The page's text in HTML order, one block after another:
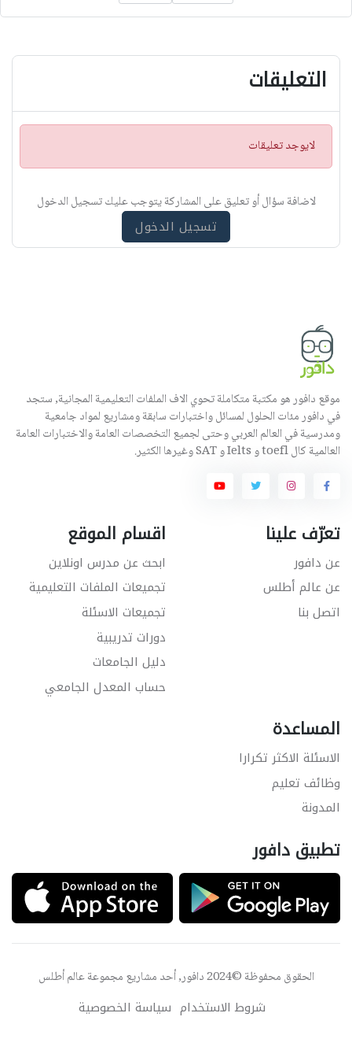
التعليقات
ت
ن
ي
لايوجد تعليقات
لاضافة سؤال أو تعليق على المشاركة يتوجب عليك تسجيل الدخول
تسجيل الدخول
موقع دافور هو مكتبة متكاملة تحوي الاف الملفات التعليمية المجانية, ستجد
في دافور مئات الحلول لمسائل واختبارات سابقة ومشاريع لمواد جامعية
ومدرسية في العالم العربي وحتى لجميع التخصصات العامة والاختبارات العامة
العالمية كال toefl و Ielts و SAT وغيرها الكثير.
تعرّف علينا
عن دافور
عن عالم أطلس
اتصل بنا
اقسام الموقع
ابحث عن مدرس اونلاين
تجميعات الملفات التعليمية
تجميعات الاسئلة
دورات تدريبية
دليل الجامعات
حساب المعدل الجامعي
المساعدة
الاسئلة الاكثر تكرارا
وظائف تعليم
المدونة
تطبيق دافور
الحقوق محفوظة ©2024 دافور, أحد مشاريع مجموعة عالم أطلس
شروط الاستخدام سياسة الخصوصية